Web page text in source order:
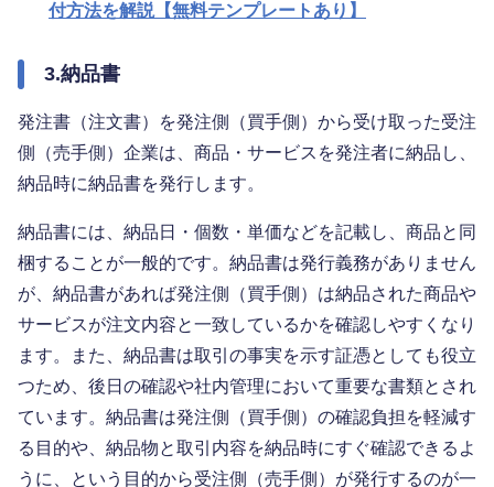
付方法を解説【無料テンプレートあり】
3.納品書
発注書（注文書）を発注側（買手側）から受け取った受注
側（売手側）企業は、商品・サービスを発注者に納品し、
納品時に納品書を発行します。
納品書には、納品日・個数・単価などを記載し、商品と同
梱することが一般的です。納品書は発行義務がありません
が、納品書があれば発注側（買手側）は納品された商品や
サービスが注文内容と一致しているかを確認しやすくなり
ます。また、納品書は取引の事実を示す証憑としても役立
つため、後日の確認や社内管理において重要な書類とされ
ています。納品書は発注側（買手側）の確認負担を軽減す
る目的や、納品物と取引内容を納品時にすぐ確認できるよ
うに、という目的から受注側（売手側）が発行するのが一